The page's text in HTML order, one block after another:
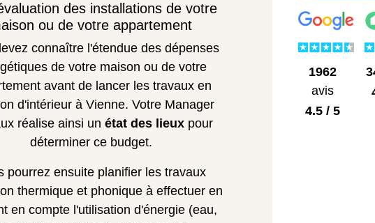
des installations de votre
ou de votre appartement
connaître l'étendue des dépenses
de votre maison ou de votre
avant de lancer les travaux en
d'intérieur à Vienne. Votre Manager
réalise ainsi un état des lieuxpour
déterminer ce budget.
pourrez ensuite planifier les travaux
thermique et phonique à effectuer en
en compte l'utilisation d'énergie (eau,
1962
avis
4.5 / 5